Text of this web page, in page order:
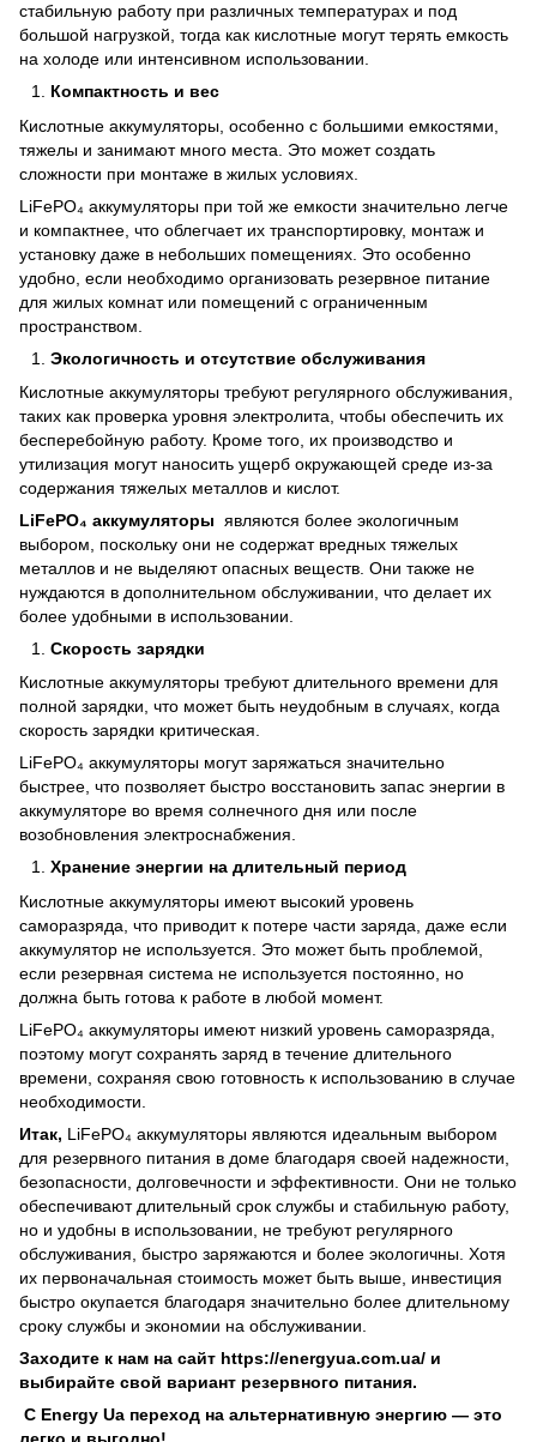
стабильную работу при различных температурах и под
большой нагрузкой, тогда как кислотные могут терять емкость
на холоде или интенсивном использовании.
Компактность и вес
Кислотные аккумуляторы, особенно с большими емкостями,
тяжелы и занимают много места. Это может создать
сложности при монтаже в жилых условиях.
LiFePO₄ аккумуляторы при той же емкости значительно легче
и компактнее, что облегчает их транспортировку, монтаж и
установку даже в небольших помещениях. Это особенно
удобно, если необходимо организовать резервное питание
для жилых комнат или помещений с ограниченным
пространством.
Экологичность и отсутствие обслуживания
Кислотные аккумуляторы требуют регулярного обслуживания,
таких как проверка уровня электролита, чтобы обеспечить их
бесперебойную работу. Кроме того, их производство и
утилизация могут наносить ущерб окружающей среде из-за
содержания тяжелых металлов и кислот.
LiFePO₄ аккумуляторы являются более экологичным
выбором, поскольку они не содержат вредных тяжелых
металлов и не выделяют опасных веществ. Они также не
нуждаются в дополнительном обслуживании, что делает их
более удобными в использовании.
Скорость зарядки
Кислотные аккумуляторы требуют длительного времени для
полной зарядки, что может быть неудобным в случаях, когда
скорость зарядки критическая.
LiFePO₄ аккумуляторы могут заряжаться значительно
быстрее, что позволяет быстро восстановить запас энергии в
аккумуляторе во время солнечного дня или после
возобновления электроснабжения.
Хранение энергии на длительный период
Кислотные аккумуляторы имеют высокий уровень
саморазряда, что приводит к потере части заряда, даже если
аккумулятор не используется. Это может быть проблемой,
если резервная система не используется постоянно, но
должна быть готова к работе в любой момент.
LiFePO₄ аккумуляторы имеют низкий уровень саморазряда,
поэтому могут сохранять заряд в течение длительного
времени, сохраняя свою готовность к использованию в случае
необходимости.
Итак, LiFePO₄ аккумуляторы являются идеальным выбором
для резервного питания в доме благодаря своей надежности,
безопасности, долговечности и эффективности. Они не только
обеспечивают длительный срок службы и стабильную работу,
но и удобны в использовании, не требуют регулярного
обслуживания, быстро заряжаются и более экологичны. Хотя
их первоначальная стоимость может быть выше, инвестиция
быстро окупается благодаря значительно более длительному
сроку службы и экономии на обслуживании.
Заходите к нам на сайт https://energyua.com.ua/ и
выбирайте свой вариант резервного питания.
С Energy Ua переход на альтернативную энергию — это
легко и выгодно!